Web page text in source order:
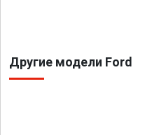
Другие модели Ford